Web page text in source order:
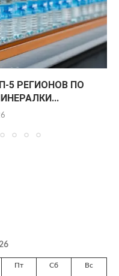
5 РЕГИОНОВ ПО
Пт Сб Вс